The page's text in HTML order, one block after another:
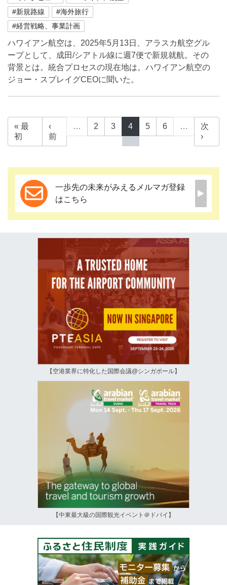
#新規路線
#海外旅行
#経営戦略、事業計画
ハワイアン航空は、2025年5月13日、アラスカ航空グル
ープとして、成田/シアトル線に週7便で新規就航。その
背景とは。統合プロセスの現在地は。ハワイアン航空の
ジョー・スプレイグCEOに聞いた。
« 最
初
‹
前
… 2 3 4 5 6 …
次
›
一歩先の未来がみえるメルマガ登録
はこちら
【空港業界に特化した国際会議@シンガポール】
【中東最大級の国際観光イベント＠ドバイ】